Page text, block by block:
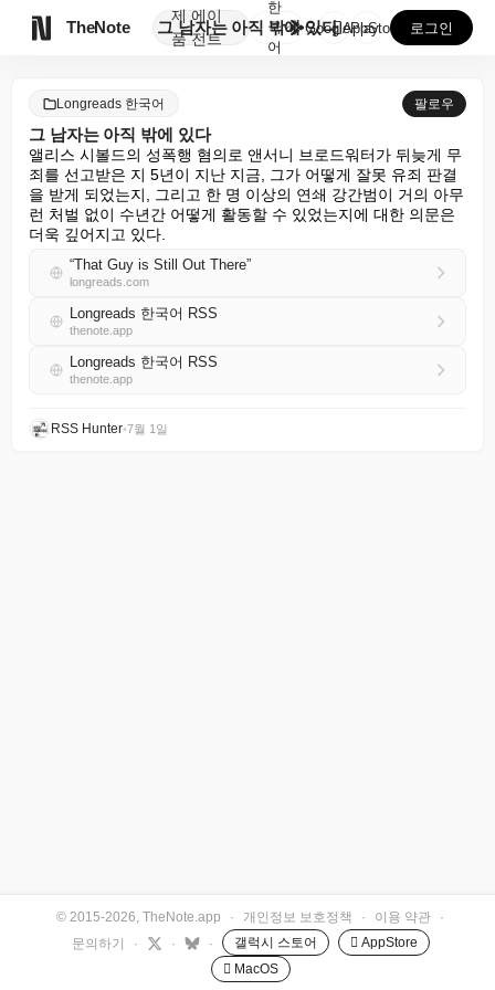
TheNote
제
품
에이
전트
그 남자는 아직 밖에 있다
한
국
어
GooglePlay
AppStore 로그인
Longreads 한국어 팔로우
그 남자는 아직 밖에 있다
앨리스 시볼드의 성폭행 혐의로 앤서니 브로드워터가 뒤늦게 무
죄를 선고받은 지 5년이 지난 지금, 그가 어떻게 잘못 유죄 판결
을 받게 되었는지, 그리고 한 명 이상의 연쇄 강간범이 거의 아무
런 처벌 없이 수년간 어떻게 활동할 수 있었는지에 대한 의문은
더욱 깊어지고 있다.
“That Guy is Still Out There”
longreads.com
Longreads 한국어 RSS
thenote.app
Longreads 한국어 RSS
thenote.app
RSS Hunter•7월 1일
© 2015-2026, TheNote.app · 개인정보 보호정책 · 이용 약관
·
문의하기
· · · 갤럭시 스토어
 AppStore
 MacOS